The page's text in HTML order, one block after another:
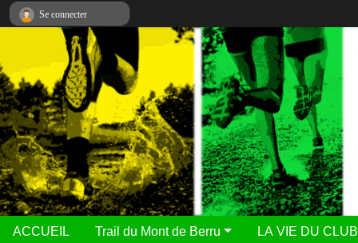
ACCUEIL Trail du Mont de Berru LA VIE DU CLUB
Se connecter
Panneau de gestion des cookies